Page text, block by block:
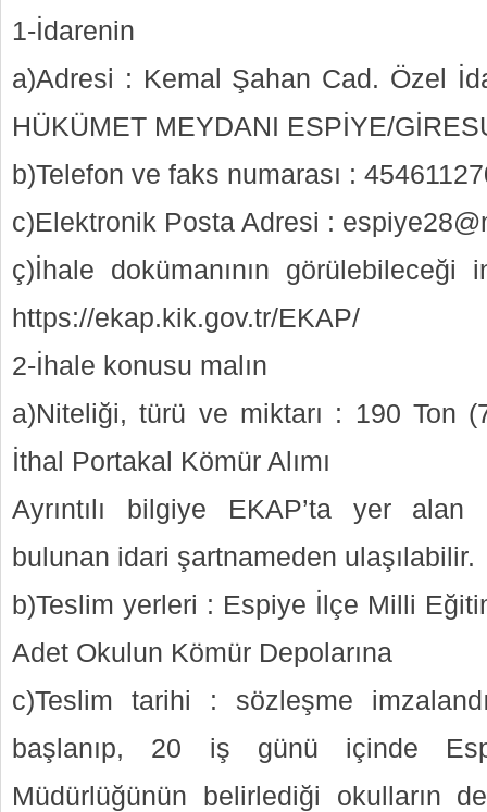
1-İdarenin
a)Adresi : Kemal Şahan Cad. Özel
HÜKÜMET MEYDANI ESPİYE/
b)Telefon ve faks numarası :
c)Elektronik Posta Adresi :
ç)İhale dokümanının
https://ekap.kik.gov.tr/EKAP/
2-İhale konusu malın
a)Niteliği, türü ve miktarı : 190 Ton
İthal Portakal Kömür Alımı
Ayrıntılı bilgiye EKAP’ta yer
bulunan idari şartnameden ulaşılabilir.
b)Teslim yerleri : Espiye İlçe Milli
Adet Okulun Kömür Depolarına
c)Teslim tarihi : sözleşme
başlanıp, 20 iş günü içinde
Müdürlüğünün belirlediği okulların